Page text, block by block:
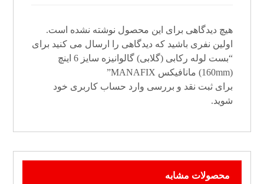
هیچ دیدگاهی برای این محصول نوشته نشده است.
اولین نفری باشید که دیدگاهی را ارسال می کنید برای
“بست لوله رکابی (گلابی) گالوانیزه سایز 6 اینچ
(160mm) مانافیکس MANAFIX”
برای ثبت نقد و بررسی وارد حساب کاربری خود
شوید.
محصولات مشابه